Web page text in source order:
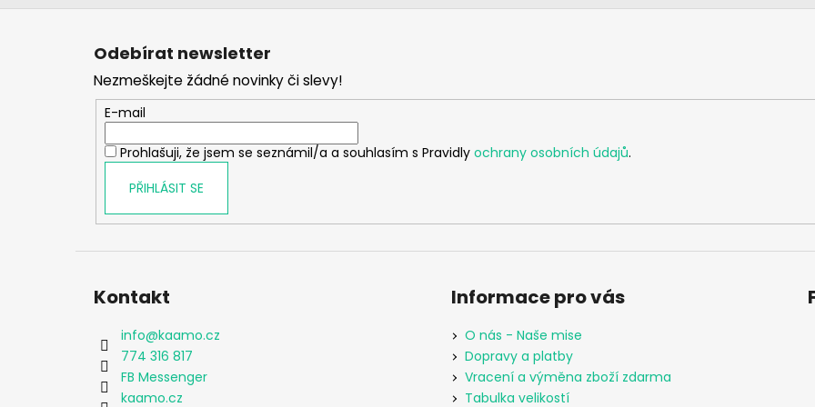
Z
Odebírat newsletter
Nezmeškejte žádné novinky či slevy!
E-mail
Prohlašuji, že jsem se seznámil/a a souhlasím s Pravidly ochrany osobních údajů.
PŘIHLÁSIT SE
Kontakt
info@kaamo.cz
774 316 817
FB Messenger
kaamo.cz
Informace pro vás
O nás - Naše mise
Dopravy a platby
Vracení a výměna zboží zdarma
Tabulka velikostí